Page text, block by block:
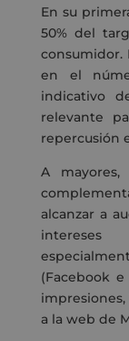
En su
50% del
consumidor.
en el
indicativo
relevante
repercusión
A
alcanzar a
intereses
(Facebook
impresiones,
a la web de